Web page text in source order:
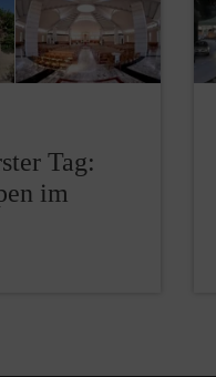
Tag:
im